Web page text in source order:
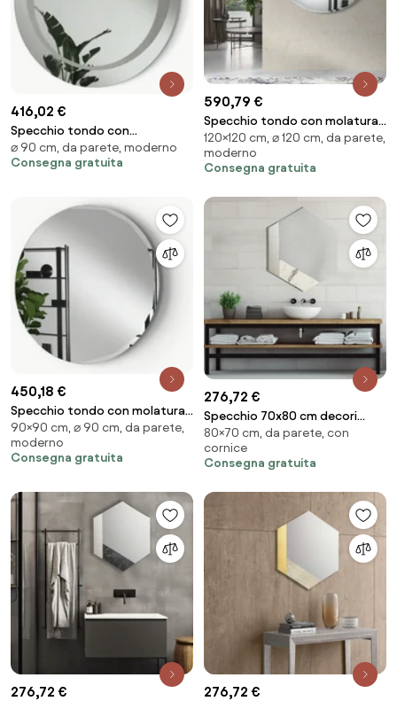
416,02 €
Specchio tondo con
decorazione sabbiata D90 cm
LEVI Fumč
⌀ 90 cm, da parete, moderno
Consegna gratuita
590,79 €
Specchio tondo con molatura
laterale D120 cm HARA
120×120 cm, ⌀ 120 cm, da parete,
moderno
Consegna gratuita
450,18 €
Specchio tondo con molatura
laterale D90 cm HARA
90×90 cm, ⌀ 90 cm, da parete,
moderno
Consegna gratuita
276,72 €
Specchio 70x80 cm decori
foglia argento e marmo
laminato bianco - CHARLIE
80×70 cm, da parete, con
cornice
Consegna gratuita
276,72 € 276,72 €